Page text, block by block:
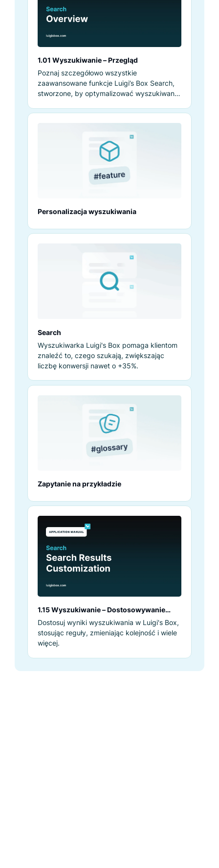
1.01 Wyszukiwanie – Przegląd
Poznaj szczegółowo wszystkie
zaawansowane funkcje Luigi’s Box Search,
stworzone, by optymalizować wyszukiwanie
Personalizacja wyszukiwania
Search
Wyszukiwarka Luigi's Box pomaga klientom
znaleźć to, czego szukają, zwiększając
liczbę konwersji nawet o +35%.
Zapytanie na przykładzie
1.15 Wyszukiwanie – Dostosowywanie
wyników wyszukiwania
Dostosuj wyniki wyszukiwania w Luigi's Box,
stosując reguły, zmieniając kolejność i wiele
więcej.